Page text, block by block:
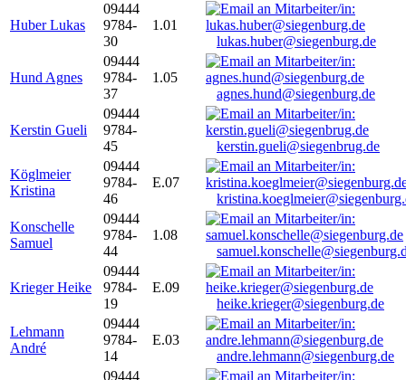
Huber Lukas
09444
9784-
30
1.01
lukas.huber@siegenburg.de
Hund Agnes
09444
9784-
37
1.05
agnes.hund@siegenburg.de
Kerstin Gueli
09444
9784-
45
kerstin.gueli@siegenbrug.de
Köglmeier
Kristina
09444
9784-
46
E.07
Konschelle
Samuel
09444
9784-
44
1.08
Krieger Heike
09444
9784-
19
E.09
heike.krieger@siegenburg.de
Lehmann
André
09444
9784-
14
E.03
andre.lehmann@siegenburg.de
09444